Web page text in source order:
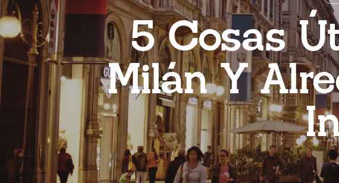
5 Cosas
Milán Y